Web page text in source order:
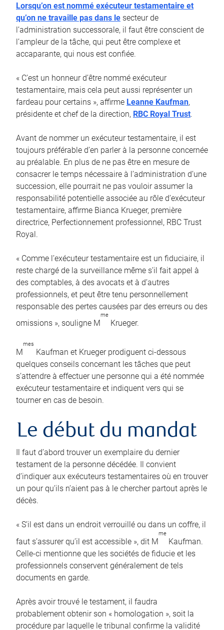
Lorsqu’on est nommé exécuteur testamentaire et
qu’on ne travaille pas dans le secteur de
l’administration successorale, il faut être conscient de
l’ampleur de la tâche, qui peut être complexe et
accaparante, qui nous est confiée.
« C’est un honneur d’être nommé exécuteur
testamentaire, mais cela peut aussi représenter un
fardeau pour certains », affirme Leanne Kaufman,
présidente et chef de la direction, RBC Royal Trust.
Avant de nommer un exécuteur testamentaire, il est
toujours préférable d’en parler à la personne concernée
au préalable. En plus de ne pas être en mesure de
consacrer le temps nécessaire à l’administration d’une
succession, elle pourrait ne pas vouloir assumer la
responsabilité potentielle associée au rôle d’exécuteur
testamentaire, affirme Bianca Krueger, première
directrice, Perfectionnement professionnel, RBC Trust
Royal.
« Comme l’exécuteur testamentaire est un fiduciaire, il
reste chargé de la surveillance même s’il fait appel à
des comptables, à des avocats et à d’autres
professionnels, et peut être tenu personnellement
responsable des pertes causées par des erreurs ou des
omissions », souligne M
me
Krueger.
M
mes
Kaufman et Krueger prodiguent ci-dessous
quelques conseils concernant les tâches que peut
s’attendre à effectuer une personne qui a été nommée
exécuteur testamentaire et indiquent vers qui se
tourner en cas de besoin.
Le début du mandat
Il faut d’abord trouver un exemplaire du dernier
testament de la personne décédée. Il convient
d’indiquer aux exécuteurs testamentaires où en trouver
un pour qu’ils n’aient pas à le chercher partout après le
décès.
« S’il est dans un endroit verrouillé ou dans un coffre, il
faut s’assurer qu’il est accessible », dit M
me
Kaufman.
Celle-ci mentionne que les sociétés de fiducie et les
professionnels conservent généralement de tels
documents en garde.
Après avoir trouvé le testament, il faudra
probablement obtenir son « homologation », soit la
procédure par laquelle le tribunal confirme la validité